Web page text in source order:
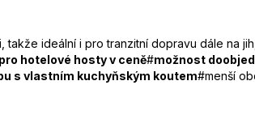
ideální i pro tranzitní dopravu dále na
hotelové hosty v ceně#možnost
s vlastním kuchyňským koutem#menší